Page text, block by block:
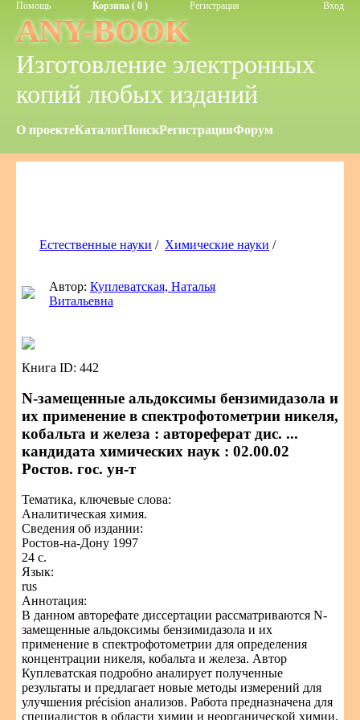
Помощь Корзина ( 0 ) Регистрация Вход
ANY-BOOK
Изготовление электронных
копий любых изданий
О проектеКаталогПоискРегистрацияФорум
Естественные науки / Химические науки /
Автор: Куплеватская, Наталья
Витальевна
Книга ID: 442
N-замещенные альдоксимы бензимидазола и
их применение в спектрофотометрии никеля,
кобальта и железа : автореферат дис. ...
кандидата химических наук : 02.00.02
Ростов. гос. ун-т
Тематика, ключевые слова:
Аналитическая химия.
Сведения об издании:
Ростов-на-Дону 1997
24 с.
Язык:
rus
Аннотация:
В данном авторефате диссертации рассматриваются N-
замещенные альдоксимы бензимидазола и их
применение в спектрофотометрии для определения
концентрации никеля, кобальта и железа. Автор
Куплеватская подробно аналирует полученные
результаты и предлагает новые методы измерений для
улучшения précision анализов. Работа предназначена для
специалистов в области химии и неорганической химии.